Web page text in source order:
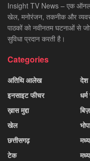
Insight TV News – एक
खेल, मनोरंजन, तकनीक और
पाठकों को नवीनतम घटनाओं से
सुविधा प्रदान करती है।
Categories
अतिथि आलेख
इनसाइट फीचर
ख़ास मुद्दा
खेल
छत्तीसगढ़
टेक
देश